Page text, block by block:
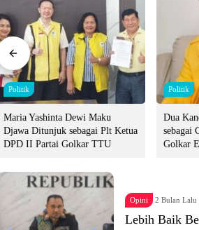
Politik
Maria Yashinta Dewi Maku
Djawa Ditunjuk sebagai Plt Ketua
DPD II Partai Golkar TTU
Politik
Dua
sebagai
Golkar
Opini 2 Bulan Lalu
Lebih Baik